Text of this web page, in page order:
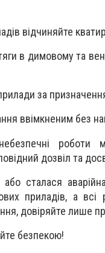
відчиняйте
в димовому та
за
ввімкненим без
роботи
дозвіл та
сталася
приладів, а
довіряйте лише
безпекою!